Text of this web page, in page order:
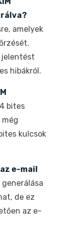
amelyek
jelentést
hibákról.
bites
kulcsok
e-mail
generálása
de ez
az e-